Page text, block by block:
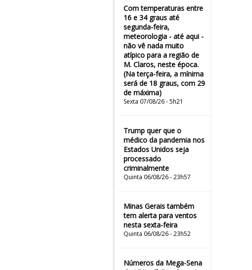
Com temperaturas entre
16 e 34 graus até
segunda-feira,
meteorologia - até aqui -
não vê nada muito
atípico para a região de
M. Claros, neste época.
(Na terça-feira, a mínima
será de 18 graus, com 29
de máxima)
Sexta 07/08/26 - 5h21
Trump quer que o
médico da pandemia nos
Estados Unidos seja
processado
criminalmente
Quinta 06/08/26 - 23h57
Minas Gerais também
tem alerta para ventos
nesta sexta-feira
Quinta 06/08/26 - 23h52
Números da Mega-Sena